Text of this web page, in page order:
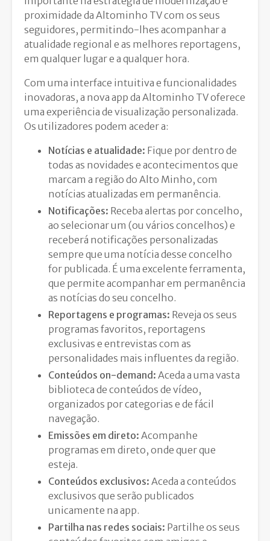
proximidade da Altominho TV com os seus
seguidores, permitindo-lhes acompanhar a
atualidade regional e as melhores reportagens,
em qualquer lugar e a qualquer hora.
Com uma interface intuitiva e funcionalidades
inovadoras, a nova app da Altominho TV oferece
uma experiência de visualização personalizada.
Os utilizadores podem aceder a:
Notícias e atualidade: Fique por dentro de
todas as novidades e acontecimentos que
marcam a região do Alto Minho, com
notícias atualizadas em permanência.
Notificações: Receba alertas por concelho,
ao selecionar um (ou vários concelhos) e
receberá notificações personalizadas
sempre que uma notícia desse concelho
for publicada. É uma excelente ferramenta,
que permite acompanhar em permanência
as notícias do seu concelho.
Reportagens e programas: Reveja os seus
programas favoritos, reportagens
exclusivas e entrevistas com as
personalidades mais influentes da região.
Conteúdos on-demand: Aceda a uma vasta
biblioteca de conteúdos de vídeo,
organizados por categorias e de fácil
navegação.
Emissões em direto: Acompanhe
programas em direto, onde quer que
esteja.
Conteúdos exclusivos: Aceda a conteúdos
exclusivos que serão publicados
unicamente na app.
Partilha nas redes sociais: Partilhe os seus